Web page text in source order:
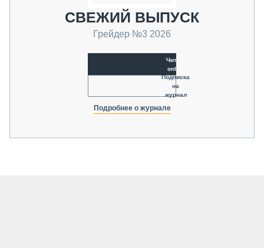
СВЕЖИЙ ВЫПУСК
Грейдер №3 2026
Читать
online
Подписка
на
журнал
Подробнее о журнале